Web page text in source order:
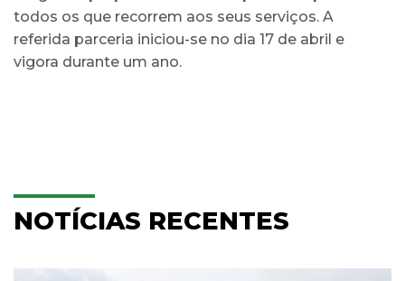
todos os que recorrem aos seus serviços. A
referida parceria iniciou-se no dia 17 de abril e
vigora durante um ano.
NOTÍCIAS RECENTES